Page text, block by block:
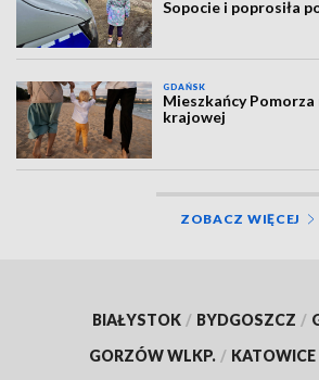
Sopocie i poprosiła
GDAŃSK
Mieszkańcy
krajowej
ZOBACZ WIĘCEJ
BIAŁYSTOK / BYDGOSZCZ /
GORZÓW WLKP. / KATOWICE